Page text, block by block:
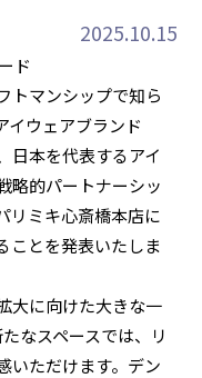
2025.10.15
トマンシップで知ら
イウェアブランド
日本を代表するアイ
略的パートナーシッ
リミキ心斎橋本店に
ことを発表いたしま
大に向けた大きな一
なスペースでは、リ
いただけます。デン